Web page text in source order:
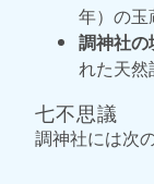
年）の玉
調神社の
れた天然
七不思議
調神社には次